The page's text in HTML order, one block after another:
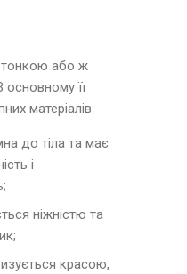
або ж
її
матеріалів:
до тіла та має
і
ніжністю та
красою,